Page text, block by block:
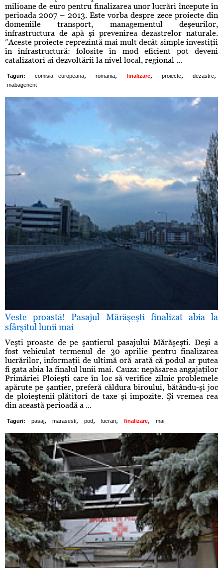
milioane de euro pentru finalizarea unor lucrări începute în
perioada 2007 – 2013. Este vorba despre zece proiecte din
domeniile transport, managementul deşeurilor,
infrastructura de apă şi prevenirea dezastrelor naturale.
”Aceste proiecte reprezintă mai mult decât simple investiţii
în infrastructură: folosite în mod eficient pot deveni
catalizatori ai dezvoltării la nivel local, regional ...
Taguri: comisia europeana, romania, finalizare, proiecte, dezastre,
mabagenent
Veste proastă! Pasajul Mărăşeşti finalizat abia la
sfârşitul lunii mai
Veşti proaste de pe şantierul pasajului Mărăşeşti. Deşi a
fost vehiculat termenul de 30 aprilie pentru finalizarea
lucrărilor, informaţii de ultimă oră arată că podul ar putea
fi gata abia la finalul lunii mai. Cauza: nepăsarea angajaţilor
Primăriei Ploieşti care în loc să verifice zilnic problemele
apărute pe şantier, preferă căldura biroului, bătându-şi joc
de ploieştenii plătitori de taxe şi impozite. Şi vremea rea
din această perioadă a ...
Taguri: pasaj, marasesti, pod, lucrari, finalizare, mai